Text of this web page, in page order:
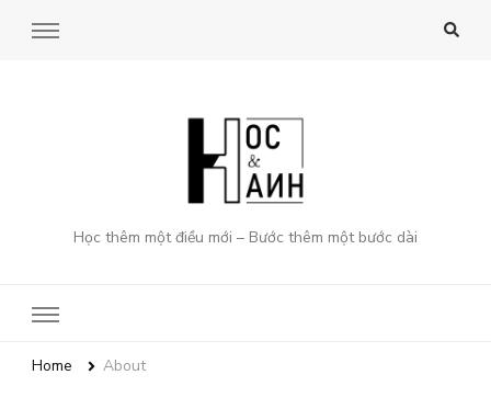
Học thêm một điều mới – Bước thêm một bước dài
Home About